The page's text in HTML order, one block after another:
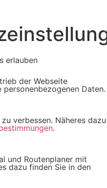
erlauben
der Webseite
Daten.
verbessen. Näheres dazu
.
und Routenplaner mit
dazu finden Sie in den